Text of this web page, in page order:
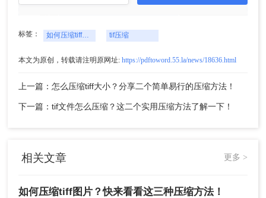
标签： 如何压缩tiff图片 tif压缩
本文为原创，转载请注明原网址: https://pdftoword.55.la/news/18636.html
上一篇：怎么压缩tiff大小？分享二个简单易行的压缩方法！
下一篇：tif文件怎么压缩？这二个实用压缩方法了解一下！
相关文章 更多 >
如何压缩tiff图片？快来看看这三种压缩方法！